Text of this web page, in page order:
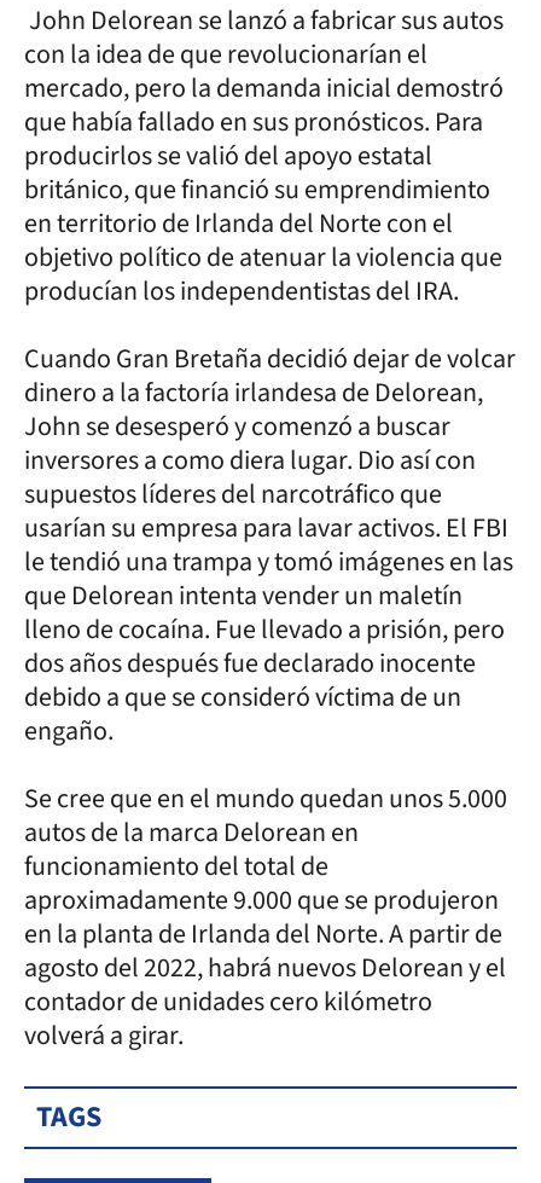
John Delorean se lanzó a fabricar sus autos
con la idea de que revolucionarían el
mercado, pero la demanda inicial demostró
que había fallado en sus pronósticos. Para
producirlos se valió del apoyo estatal
británico, que financió su emprendimiento
en territorio de Irlanda del Norte con el
objetivo político de atenuar la violencia que
producían los independentistas del IRA.
Cuando Gran Bretaña decidió dejar de volcar
dinero a la factoría irlandesa de Delorean,
John se desesperó y comenzó a buscar
inversores a como diera lugar. Dio así con
supuestos líderes del narcotráfico que
usarían su empresa para lavar activos. El FBI
le tendió una trampa y tomó imágenes en las
que Delorean intenta vender un maletín
lleno de cocaína. Fue llevado a prisión, pero
dos años después fue declarado inocente
debido a que se consideró víctima de un
engaño.
Se cree que en el mundo quedan unos 5.000
autos de la marca Delorean en
funcionamiento del total de
aproximadamente 9.000 que se produjeron
en la planta de Irlanda del Norte. A partir de
agosto del 2022, habrá nuevos Delorean y el
contador de unidades cero kilómetro
volverá a girar.
TAGS